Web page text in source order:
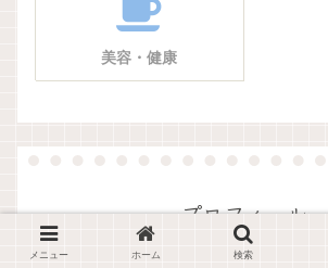
美容・健康
プロフィール
メニュー ホーム 検索